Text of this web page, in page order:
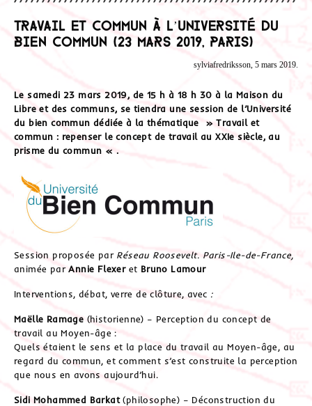
Travail et commun à l’Université du
bien commun (23 mars 2019, Paris)
sylviafredriksson, 5 mars 2019.
Le samedi 23 mars 2019, de 15 h à 18 h 30 à la Maison du
Libre et des communs, se tiendra une session de l’Université
du bien commun dédiée à la thématique » Travail et
commun : repenser le concept de travail au XXIe siècle, au
prisme du commun « .
Session proposée parRéseau Roosevelt. Paris-Ile-de-France,
animée parAnnie Flexeret Bruno Lamour
Interventions, débat, verre de clôture, avec :
Maëlle Ramage (historienne) – Perception du concept de
travail au Moyen-âge :
Quels étaient le sens et la place du travail au Moyen-âge, au
regard du commun, et comment s’est construite la perception
que nous en avons aujourd’hui.
Sidi Mohammed Barkat(philosophe) – Déconstruction du